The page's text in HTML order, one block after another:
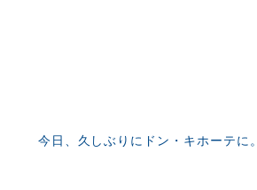
今日、久しぶりにドン・キホーテに。